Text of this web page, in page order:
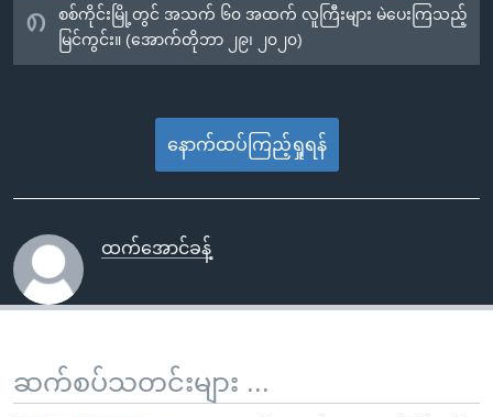
၈
စစ်ကိုင်းမြို့တွင် အသက် ၆၀ အထက် လူကြီးများ မဲပေးကြသည့်
မြင်ကွင်း။ (အောက်တိုဘာ ၂၉၊ ၂၀၂၀)
နောက်ထပ်ကြည့်ရှုရန်
ထက်အောင်ခန့်
ဆက်စပ်သတင်းများ ...